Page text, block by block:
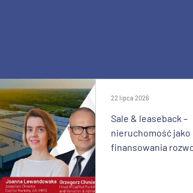
22 lipca 2026
Sale & leaseback –
nieruchomość jako
finansowania